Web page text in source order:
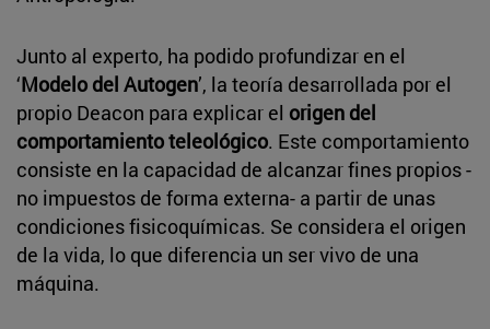
Junto al experto, ha podido profundizar en el
‘Modelo del Autogen’, la teoría desarrollada por el
propio Deacon para explicar el origen del
comportamiento teleológico. Este comportamiento
consiste en la capacidad de alcanzar fines propios -
no impuestos de forma externa- a partir de unas
condiciones fisicoquímicas. Se considera el origen
de la vida, lo que diferencia un ser vivo de una
máquina.